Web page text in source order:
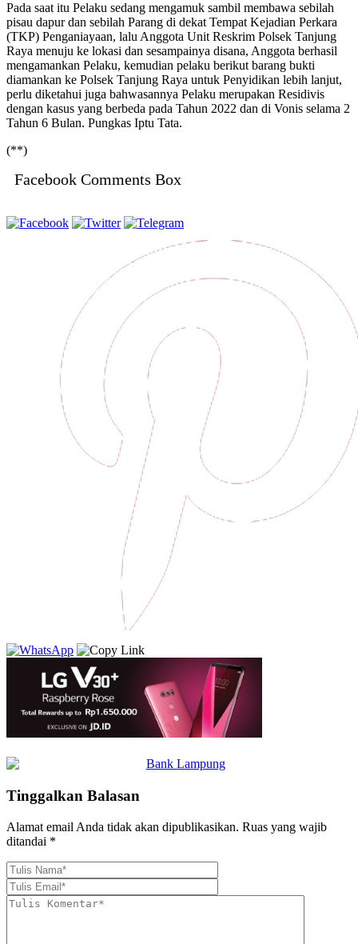
Pada saat itu Pelaku sedang mengamuk sambil membawa sebilah
pisau dapur dan sebilah Parang di dekat Tempat Kejadian Perkara
(TKP) Penganiayaan, lalu Anggota Unit Reskrim Polsek Tanjung
Raya menuju ke lokasi dan sesampainya disana, Anggota berhasil
mengamankan Pelaku, kemudian pelaku berikut barang bukti
diamankan ke Polsek Tanjung Raya untuk Penyidikan lebih lanjut,
perlu diketahui juga bahwasannya Pelaku merupakan Residivis
dengan kasus yang berbeda pada Tahun 2022 dan di Vonis selama 2
Tahun 6 Bulan. Pungkas Iptu Tata.
(**)
Facebook Comments Box
Tinggalkan Balasan
Alamat email Anda tidak akan dipublikasikan. Ruas yang wajib
ditandai *